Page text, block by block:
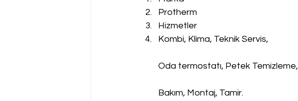
Protherm
Hizmetler
Kombi, Klima, Teknik Servis,
Oda termostatı, Petek Temizleme,
Bakım, Montaj, Tamir.